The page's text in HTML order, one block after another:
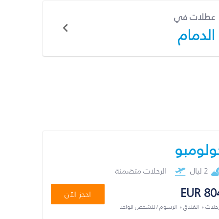
عطلات في
الدمام
2 ليال الرحلات متضمنة
EUR
+ الفندق + الرسوم / للشخص الواحد
احجز الآن